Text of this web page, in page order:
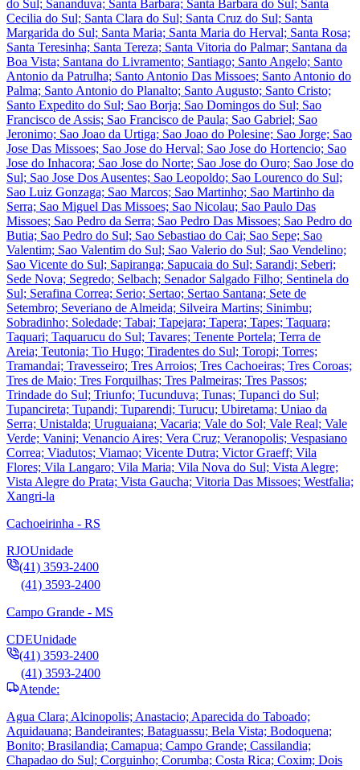
do Sul; Sananduva; Santa Barbara; Santa Barbara do Sul; Santa
Cecilia do Sul; Santa Clara do Sul; Santa Cruz do Sul; Santa
Margarida do Sul; Santa Maria; Santa Maria do Herval; Santa Rosa;
Santa Teresinha; Santa Tereza; Santa Vitoria do Palmar; Santana da
Boa Vista; Santana do Livramento; Santiago; Santo Angelo; Santo
Antonio da Patrulha; Santo Antonio Das Missoes; Santo Antonio do
Palma; Santo Antonio do Planalto; Santo Augusto; Santo Cristo;
Santo Expedito do Sul; Sao Borja; Sao Domingos do Sul; Sao
Francisco de Assis; Sao Francisco de Paula; Sao Gabriel; Sao
Jeronimo; Sao Joao da Urtiga; Sao Joao do Polesine; Sao Jorge; Sao
Jose Das Missoes; Sao Jose do Herval; Sao Jose do Hortencio; Sao
Jose do Inhacora; Sao Jose do Norte; Sao Jose do Ouro; Sao Jose do
Sul; Sao Jose Dos Ausentes; Sao Leopoldo; Sao Lourenco do Sul;
Sao Luiz Gonzaga; Sao Marcos; Sao Martinho; Sao Martinho da
Serra; Sao Miguel Das Missoes; Sao Nicolau; Sao Paulo Das
Missoes; Sao Pedro da Serra; Sao Pedro Das Missoes; Sao Pedro do
Butia; Sao Pedro do Sul; Sao Sebastiao do Cai; Sao Sepe; Sao
Valentim; Sao Valentim do Sul; Sao Valerio do Sul; Sao Vendelino;
Sao Vicente do Sul; Sapiranga; Sapucaia do Sul; Sarandi; Seberi;
Sede Nova; Segredo; Selbach; Senador Salgado Filho; Sentinela do
Sul; Serafina Correa; Serio; Sertao; Sertao Santana; Sete de
Setembro; Severiano de Almeida; Silveira Martins; Sinimbu;
Sobradinho; Soledade; Tabai; Tapejara; Tapera; Tapes; Taquara;
Taquari; Taquarucu do Sul; Tavares; Tenente Portela; Terra de
Areia; Teutonia; Tio Hugo; Tiradentes do Sul; Toropi; Torres;
Tramandai; Travesseiro; Tres Arroios; Tres Cachoeiras; Tres Coroas;
Tres de Maio; Tres Forquilhas; Tres Palmeiras; Tres Passos;
Trindade do Sul; Triunfo; Tucunduva; Tunas; Tupanci do Sul;
Tupancireta; Tupandi; Tuparendi; Turucu; Ubiretama; Uniao da
Serra; Unistalda; Uruguaiana; Vacaria; Vale do Sol; Vale Real; Vale
Verde; Vanini; Venancio Aires; Vera Cruz; Veranopolis; Vespasiano
Correa; Viadutos; Viamao; Vicente Dutra; Victor Graeff; Vila
Flores; Vila Langaro; Vila Maria; Vila Nova do Sul; Vista Alegre;
Vista Alegre do Prata; Vista Gaucha; Vitoria Das Missoes; Westfalia;
Xangri-la
Cachoeirinha - RS
RJOUnidade
(41) 3593-2400
(41) 3593-2400
Campo Grande - MS
CDEUnidade
(41) 3593-2400
(41) 3593-2400
Atende:
Agua Clara; Alcinopolis; Anastacio; Aparecida do Taboado;
Aquidauana; Bandeirantes; Bataguassu; Bela Vista; Bodoquena;
Bonito; Brasilandia; Camapua; Campo Grande; Cassilandia;
Chapadao do Sul; Corguinho; Corumba; Costa Rica; Coxim; Dois